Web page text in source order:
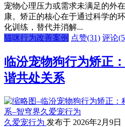
宠物心理压力或需求未满足的外
康。矫正的核心在于通过科学的
化训练，替代并消解...
猫咪行为改善案例 点赞(31) 评论
临汾宠物狗行为矫正
谐共处关系
久爱宠行为 发布于 2026年2月9日